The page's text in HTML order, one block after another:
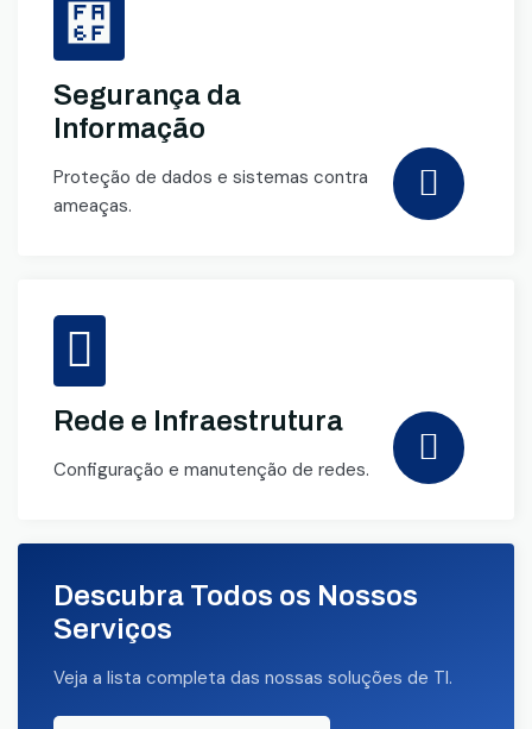
Segurança da
Informação
Proteção de dados e sistemas contra
ameaças.
Rede e Infraestrutura
Configuração e manutenção de redes.
Descubra Todos os Nossos
Serviços
Veja a lista completa das nossas soluções de TI.